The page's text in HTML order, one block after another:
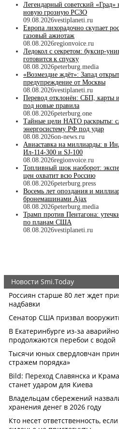
Легендарный советский «Град»
новую грозную РСЗО
09.08.2026vestiplaneti.ru
Европа лихорадочно скупает
газовый ажиотаж
08.08.2026regionvoice.ru
Ледокол с секретом: буксир-
готовится к спуску
08.08.2026peterburg.media
«Возмездие ждёт»: Запад
предупреждение от Москвы
08.08.2026vestiplaneti.ru
Перевод отклонён: СБП, карты
под новые правила
08.08.2026peterburg.one
Тайные цели НАТО раскрыты:
энергосистему РФ под удар
08.08.2026on-news.ru
Авиаставка на миллиарды: в
Ил‑114‑300 и SJ‑100
08.08.2026regionvoice.ru
Топливный шок наоборот:
цен охватит всю Россию
08.08.2026peterburg.press
Восемь лет опоздания и
бронемашинами Ajax
08.08.2026peterburg.media
Трамп против Пентагона:
по планам США
08.08.2026vestiplaneti.ru